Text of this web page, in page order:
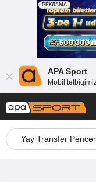
APA Sport
Mobil
Yay Transfer